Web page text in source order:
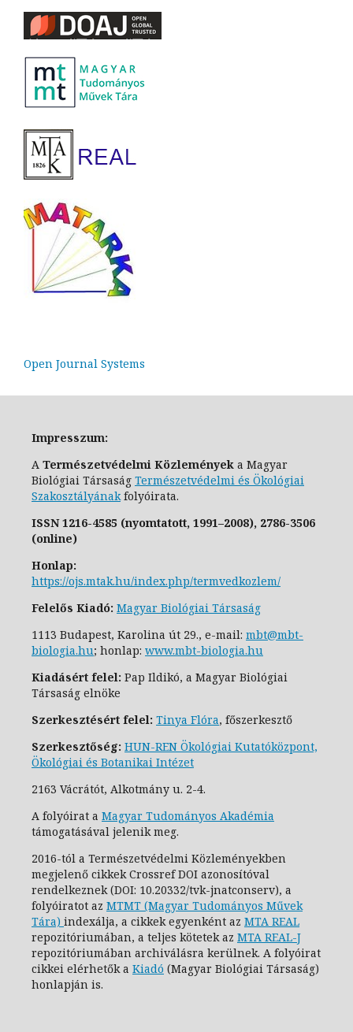
Open Journal Systems
Impresszum:
A Természetvédelmi Közlemények a Magyar
Biológiai Társaság Természetvédelmi és Ökológiai
Szakosztályánakfolyóirata.
ISSN1216-4585 (nyomtatott, 1991–2008), 2786-3506
(online)
Honlap:
https://ojs.mtak.hu/index.php/termvedkozlem/
Felelős Kiadó: Magyar Biológiai Társaság
1113 Budapest, Karolina út 29., e-mail: mbt@mbt-
biologia.hu; honlap: www.mbt-biologia.hu
Kiadásért felel: Pap Ildikó, a Magyar Biológiai
Társaság elnöke
Szerkesztésért felel: Tinya Flóra, főszerkesztő
Szerkesztőség: HUN-REN Ökológiai Kutatóközpont,
Ökológiai és Botanikai Intézet
2163 Vácrátót, Alkotmány u. 2-4.
A folyóirat a Magyar Tudományos Akadémia
támogatásával jelenik meg.
2016-tól a Természetvédelmi Közleményekben
megjelenő cikkek Crossref DOI azonosítóval
rendelkeznek (DOI: 10.20332/tvk-jnatconserv), a
folyóiratot az MTMT (Magyar Tudományos Művek
Tára) indexálja, a cikkek egyenként az MTA REAL
repozitóriumában, a teljes kötetek az MTA REAL-J
repozitóriumában archiválásra kerülnek. A folyóirat
cikkei elérhetők a Kiadó (Magyar Biológiai Társaság)
honlapján is.